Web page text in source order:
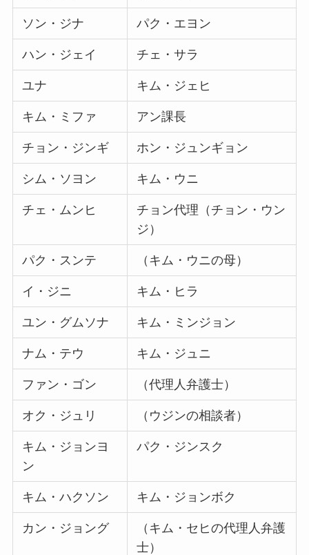
ソン・ジナ パク・エヨン
ハン・ジェイ チェ・サラ
ユナ キム・ジェヒ
キム・ミファ アン課長
チョン・ジンギ ホン・ジュンギョン
シム・ソヨン キム・ウニ
チェ・ムンヒ
チョン代理（チョン・ウン
ジ）
パク・スンテ （キム・ウニの母）
イ・ジニ キム・ヒラ
ユン・グムソナ キム・ミンジョン
ナム・テウ キム・ジュニ
ファン・ゴン （代理人弁護士）
オク・ジュリ （ウジンの相談者）
キム・ジョンヨ
ン
パク・ジンスク
キム・ハクソン キム・ジョンボク
カン・ジョング
（キム・セヒの代理人弁護
士）